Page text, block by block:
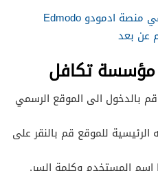
رابط التسجيل في منصة ادمودو Edmodo
عن بعد
تكافل
بالدخول الى الموقع الرسمي
للموقع قم بالنقر على